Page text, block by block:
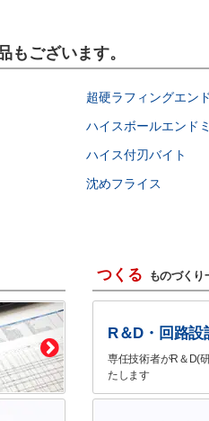
ございます。
超硬ラフィングエン
ハイスボールエンド
ハイス付刃バイト
沈めフライス
つくる ものづくり
R＆D・回路設
専任技術者がR＆D(
たします